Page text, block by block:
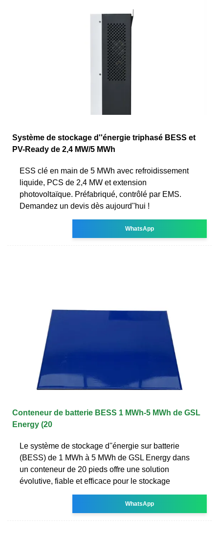
Système de stockage d''énergie triphasé BESS et
PV-Ready de 2,4 MW/5 MWh
ESS clé en main de 5 MWh avec refroidissement
liquide, PCS de 2,4 MW et extension
photovoltaïque. Préfabriqué, contrôlé par EMS.
Demandez un devis dès aujourd''hui !
WhatsApp
Conteneur de batterie BESS 1 MWh-5 MWh de GSL
Energy (20
Le système de stockage d''énergie sur batterie
(BESS) de 1 MWh à 5 MWh de GSL Energy dans
un conteneur de 20 pieds offre une solution
évolutive, fiable et efficace pour le stockage
WhatsApp